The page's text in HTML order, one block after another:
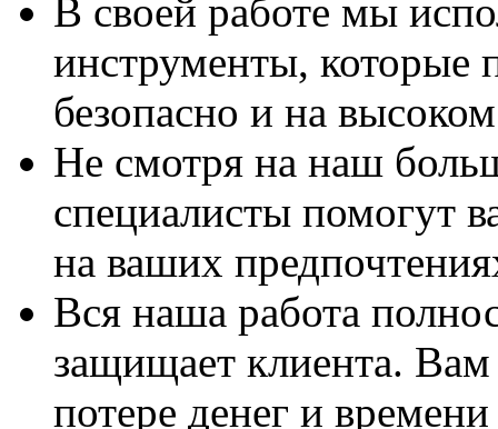
В своей работе мы
инструменты, которые
безопасно и на
Не смотря на наш
специалисты помогут
на ваших
Вся наша работа
защищает клиента. Вам
потере денег и